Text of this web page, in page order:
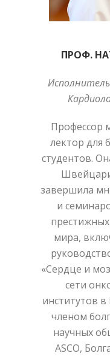
ПРОФ.
Профессор
лектор для
студентов.
завершила
и
мира,
«Сердце и
сети
институтов в
членом
научных
ASCO,